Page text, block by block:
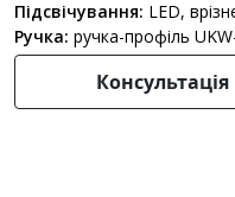
Підсвічування: LED,
Ручка: ручка-профіль
Консультація